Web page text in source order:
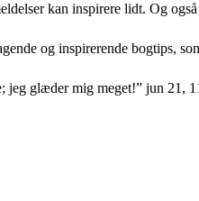
kan inspirere lidt. Og
og inspirerende bogtips,
jeg glæder mig meget!” jun 21,